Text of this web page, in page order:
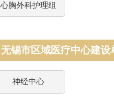
心胸外科护理组
无锡市区域医疗中心建设
神经中心